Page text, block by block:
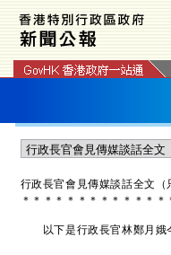
行政長官會見傳媒談話全文（
＊ ＊ ＊ ＊ ＊ ＊ ＊ ＊ ＊ ＊ ＊ ＊ ＊
以下是行政長官林鄭月娥